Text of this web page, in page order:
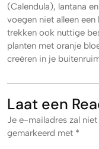
(Calendula), lantana
voegen niet alleen
trekken ook nuttige
planten met oranje
creëren in je
Laat een
Je e-mailadres zal
gemarkeerd met *